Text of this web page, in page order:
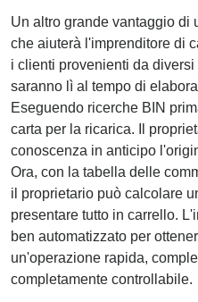
Un altro grande vantaggio di
che aiuterà l'imprenditore di
i clienti provenienti da
saranno lì al tempo di
Eseguendo ricerche BIN
carta per la ricarica. Il
conoscenza in anticipo
Ora, con la tabella delle
il proprietario può calcolare
presentare tutto in carrello.
ben automatizzato per
un'operazione rapida,
completamente controllabile.